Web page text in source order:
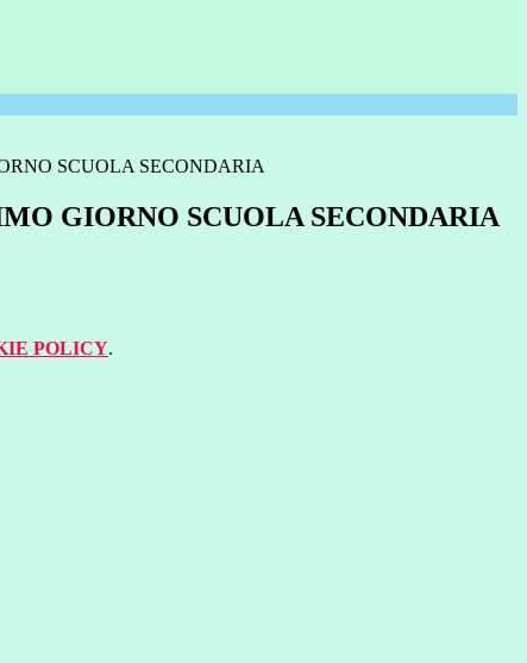
SCUOLA SECONDARIA
GIORNO SCUOLA SECONDARIA
POLICY.